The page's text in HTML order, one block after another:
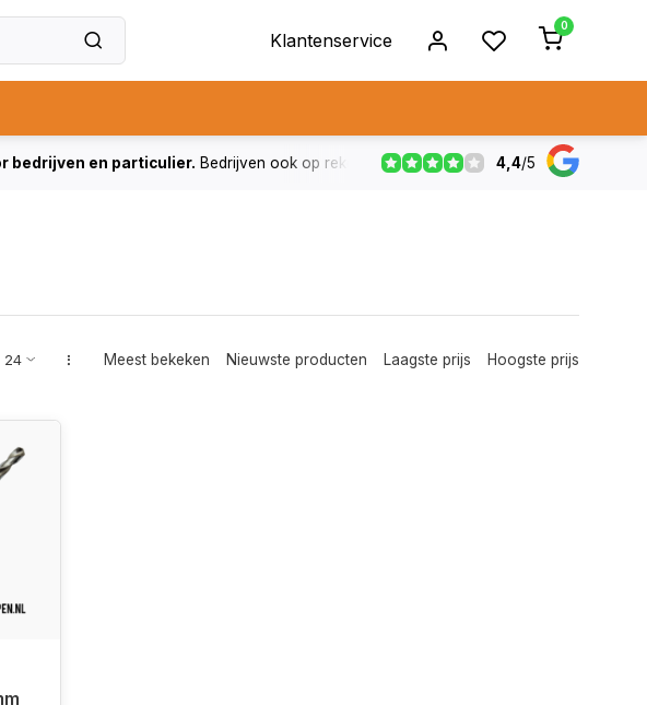
Klantenservice
0
bedrijven en particulier. Bedrijven ook op rekening De voorraad die
4,4/5
Meest bekeken Nieuwste producten Laagste prijs Hoogste prijs